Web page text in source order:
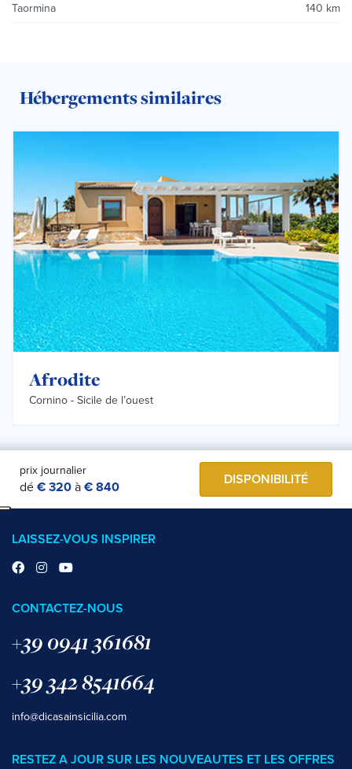
Taormina 140 km
Hébergements similaires
Afrodite
Cornino - Sicile de l’ouest
prix journalier
dé € 320 à € 840 DISPONIBILITÉ
LAISSEZ-VOUS INSPIRER
CONTACTEZ-NOUS
+39 0941 361681
+39 342 8541664
info@dicasainsicilia.com
RESTEZ A JOUR SUR LES NOUVEAUTES ET LES OFFRES